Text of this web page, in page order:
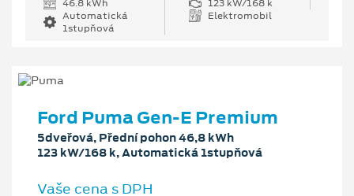
46.8 kWh
123 kW/168 k
Automatická
1stupňová
Elektromobil
Ford Puma Gen-E Premium
5dveřová, Přední pohon 46,8 kWh
123 kW/168 k, Automatická 1stupňová
Vaše cena s DPH